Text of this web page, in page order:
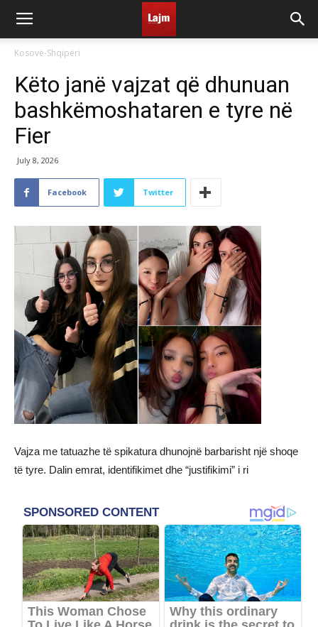
Kosovë-Shqipëri
Këto janë vajzat që dhunuan
bashkëmoshataren e tyre në
Fier
July 8, 2026
Facebook Twitter
Vajza me tatuazhe të spikatura dhunojnë barbarisht një shoqe
të tyre. Dalin emrat, identifikimet dhe “justifikimi” i ri